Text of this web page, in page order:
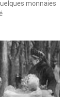
monnaies